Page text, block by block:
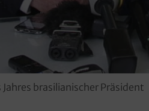
brasilianischer Präsident